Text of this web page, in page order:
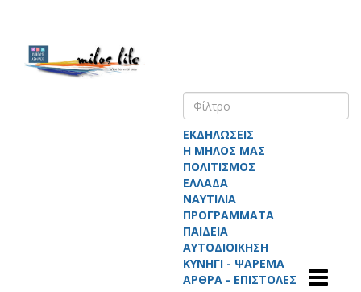
ΕΚΔΗΛΩΣΕΙΣ
Η ΜΗΛΟΣ ΜΑΣ
ΠΟΛΙΤΙΣΜΟΣ
ΕΛΛΑΔΑ
ΝΑΥΤΙΛΙΑ
ΠΡΟΓΡΑΜΜΑΤΑ
ΠΑΙΔΕΙΑ
ΑΥΤΟΔΙΟΙΚΗΣΗ
ΚΥΝΗΓΙ - ΨΑΡΕΜΑ
ΑΡΘΡΑ - ΕΠΙΣΤΟΛΕΣ